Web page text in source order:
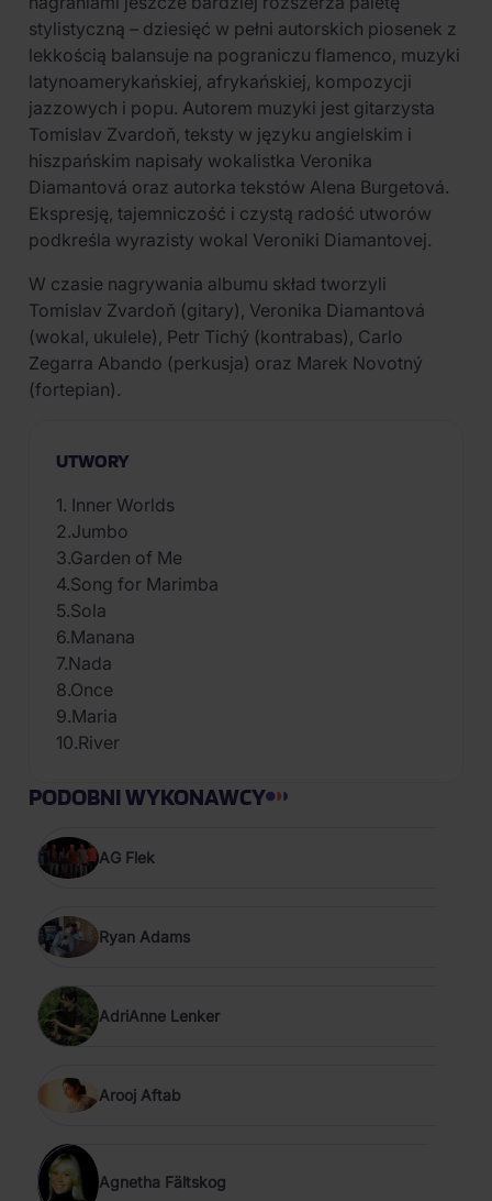
stylistyczną – dziesięć w pełni autorskich piosenek z
lekkością balansuje na pograniczu flamenco, muzyki
latynoamerykańskiej, afrykańskiej, kompozycji
jazzowych i popu. Autorem muzyki jest gitarzysta
Tomislav Zvardoň, teksty w języku angielskim i
hiszpańskim napisały wokalistka Veronika
Diamantová oraz autorka tekstów Alena Burgetová.
Ekspresję, tajemniczość i czystą radość utworów
podkreśla wyrazisty wokal Veroniki Diamantovej.
W czasie nagrywania albumu skład tworzyli
Tomislav Zvardoň (gitary), Veronika Diamantová
(wokal, ukulele), Petr Tichý (kontrabas), Carlo
Zegarra Abando (perkusja) oraz Marek Novotný
(fortepian).
UTWORY
1. Inner Worlds
2.Jumbo
3.Garden of Me
4.Song for Marimba
5.Sola
6.Manana
7.Nada
8.Once
9.Maria
10.River
PODOBNI WYKONAWCY
AG Flek
Ryan Adams
AdriAnne Lenker
Arooj Aftab
Agnetha Fältskog